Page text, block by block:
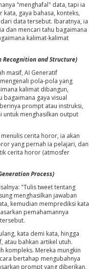
"menghafal" data, tapi ia
gaya bahasa, konteks,
data tersebut. Ibaratnya, ia
dan mencari tahu bagaimana
kalimat-kalimat
and Structure)
masif, AI Generatif
pola-pola yang
kalimat dibangun,
bagaimana gaya visual
prompt atau instruksi,
untuk menghasilkan output
cerita horor, ia akan
yang pernah ia pelajari, dan
cerita horor (atmosfer
Process)
"Tulis tweet tentang
menghasilkan jawaban
kemudian memprediksi kata
pemahamannya
kata demi kata, hingga
atau bahkan artikel utuh.
kompleks. Mereka mungkin
bertahap mengubahnya
prompt yang diberikan,